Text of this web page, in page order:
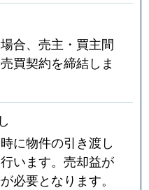
合、売主・買主間
買契約を締結しま
に物件の引き渡し
います。売却益が
必要となります。